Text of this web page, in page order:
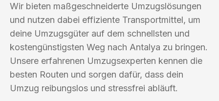
Wir bieten maßgeschneiderte Umzugslösungen
und nutzen dabei effiziente Transportmittel, um
deine Umzugsgüter auf dem schnellsten und
kostengünstigsten Weg nach Antalya zu bringen.
Unsere erfahrenen Umzugsexperten kennen die
besten Routen und sorgen dafür, dass dein
Umzug reibungslos und stressfrei abläuft.